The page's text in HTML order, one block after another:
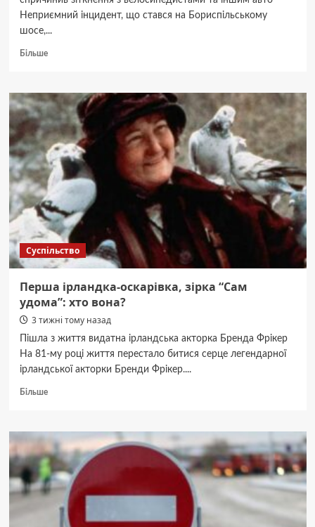
Неприємний інцидент, що стався на Бориспільському
шосе,...
БільшеДокладніше
П’яний
BMW
збив
двох
велосипедистів
–
трагедія
з
загибеллю
підлітка.
Суспільство
Перша ірландка-оскарівка, зірка “Сам
удома”: хто вона?
3 тижні тому назад
Пішла з життя видатна ірландська акторка Бренда Фрікер
На 81-му році життя перестало битися серце легендарної
ірландської акторки Бренди Фрікер....
БільшеДокладніше
ірландка-
оскарівка,
зірка
“Сам
удома”:
хто
вона?